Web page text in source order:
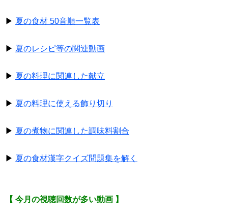
▶ 夏の食材 50音順一覧表
▶ 夏のレシピ等の関連動画
▶ 夏の料理に関連した献立
▶ 夏の料理に使える飾り切り
▶ 夏の煮物に関連した調味料割合
▶ 夏の食材漢字クイズ問題集を解く
【 今月の視聴回数が多い動画 】